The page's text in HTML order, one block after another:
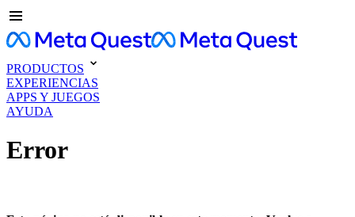
PRODUCTOS
EXPERIENCIAS
APPS Y JUEGOS
AYUDA
Error